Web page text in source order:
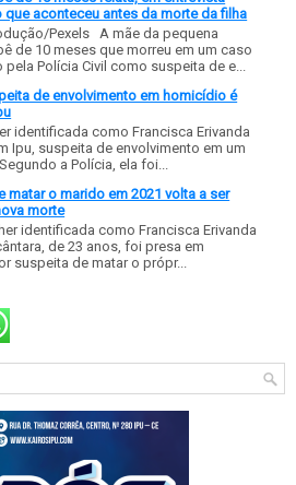
que aconteceu antes da morte da filha
Pexels A mãe da pequena
de 10 meses que morreu em um caso
Polícia Civil como suspeita de e...
de envolvimento em homicídio é
identificada como Francisca Erivanda
Ipu, suspeita de envolvimento em um
a Polícia, ela foi...
matar o marido em 2021 volta a ser
morte
identificada como Francisca Erivanda
de 23 anos, foi presa em
suspeita de matar o própr...